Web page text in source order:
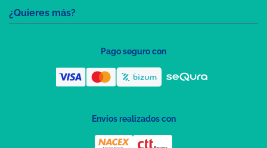
¿Quieres más?
Pago seguro con
Envíos realizados con